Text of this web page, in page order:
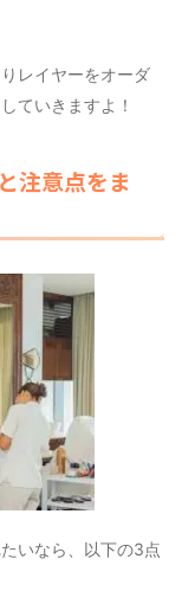
レイヤーをオーダ
ていきますよ！
注意点をま
いなら、以下の3点